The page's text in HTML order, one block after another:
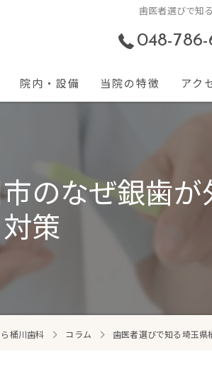
歯医者選びで知
048-786-
院内・設備 当院の特徴
審美歯科
アク
のなぜ銀歯が
策
桶川歯科 コラム 歯医者選びで知る埼玉県